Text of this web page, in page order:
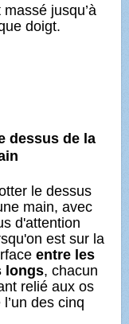
jusqu’à
doigt.
dessus de la
le dessus
main, avec
d'attention
est sur la
entre les
longs, chacun
relié aux os
l’un des cinq